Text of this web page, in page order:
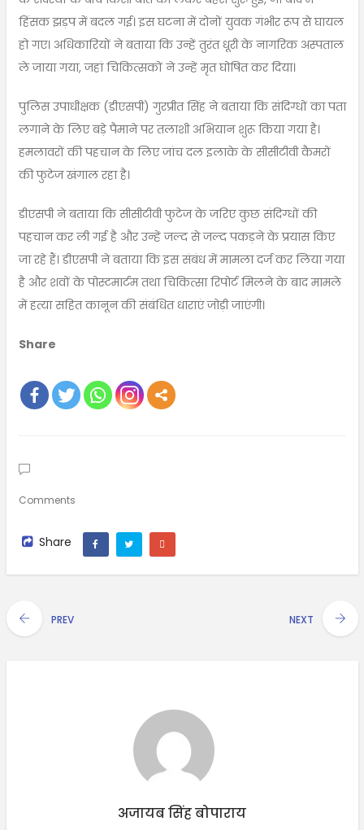
हिंसक झड़प में बदल गई। इस घटना में दोनों युवक गंभीर रूप से घायल
हो गए। अधिकारियों ने बताया कि उन्हें तुरंत धूरी के नागरिक अस्पताल
ले जाया गया, जहां चिकित्सकों ने उन्हें मृत घोषित कर दिया।
पुलिस उपाधीक्षक (डीएसपी) गुरप्रीत सिंह ने बताया कि संदिग्धों का पता
लगाने के लिए बड़े पैमाने पर तलाशी अभियान शुरू किया गया है।
हमलावरों की पहचान के लिए जांच दल इलाके के सीसीटीवी कैमरों
की फुटेज खंगाल रहा है।
डीएसपी ने बताया कि सीसीटीवी फुटेज के जरिए कुछ संदिग्धों की
पहचान कर ली गई है और उन्हें जल्द से जल्द पकड़ने के प्रयास किए
जा रहे हैं। डीएसपी ने बताया कि इस संबंध में मामला दर्ज कर लिया गया
है और शवों के पोस्टमार्टम तथा चिकित्सा रिपोर्ट मिलने के बाद मामले
में हत्या सहित कानून की संबंधित धाराएं जोड़ी जाएंगी।
Share
Comments
Share
PREV NEXT
अजायब सिंह बोपाराय